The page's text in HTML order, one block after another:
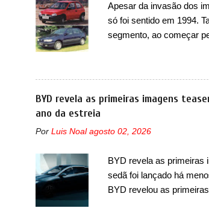
automotivo. Há alguns
topo do mercado
prova viva que time que
Apesar da invasão dos
só foi sentido em 1994.
segmento, ao começar
lançamento da
lançada a nova geração
nova geração feita do
Além do Gol, outro
foi marcava pelos
nas vendas em 1994
sendo duas do hatch e o
BYD revela as primeiras imagens
ano da estreia
Por Luis Noal agosto 02, 2026
BYD revela as primeiras
sedã foi lançado há
BYD revelou as